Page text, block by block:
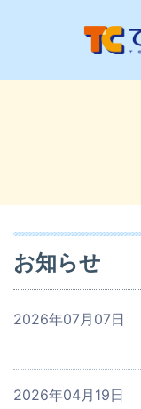
お知らせ
2026年07月07日
2026年04月19日